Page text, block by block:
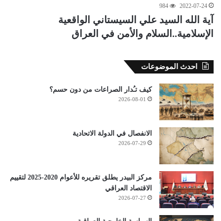
2022-07-24
984
آية الله السيد علي السيستاني الواقعية
الإسلامية..السلام والأمن في العراق
احدث الموضوعات
كيف تـُدار الصراعات من دون حسم؟
2026-08-01
الانفصال في الدولة الاتحادية
2026-07-29
مركز البيدر يطلق تقريره للأعوام 2020-2025 لتقييم
الاقتصاد العراقي
2026-07-27